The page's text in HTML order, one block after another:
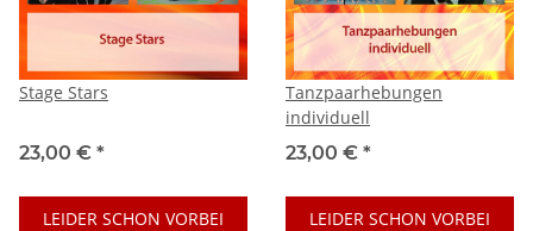
Stage Stars
23,00 € *
LEIDER SCHON VORBEI
Tanzpaarhebungen
individuell
23,00 € *
LEIDER SCHON VORBEI